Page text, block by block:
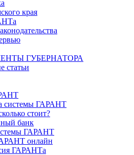
края
ГУБЕРНАТОРА
статьи
системы ГАРАНТ
стоит?
банк
ГАРАНТ
онлайн
ГАРАНТа